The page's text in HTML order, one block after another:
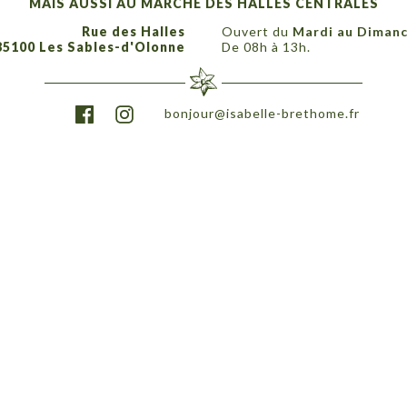
MAIS AUSSI AU MARCHÉ DES HALLES CENTRALES
Rue des Halles
Les Sables-d'Olonne
Ouvert du Mardi au
De 08h à 13h.
bonjour@isabelle-brethome.fr